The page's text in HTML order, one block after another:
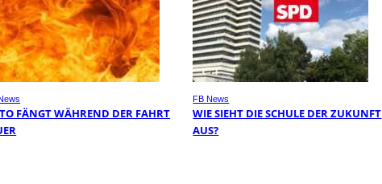
FÄNGT WÄHREND DER FAHRT
FB News
WIE SIEHT DIE SCHULE DER ZUKUNFT
AUS?